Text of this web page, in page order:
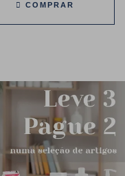
COMPRAR